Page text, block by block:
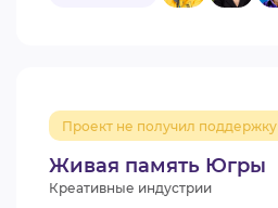
Живая память Югры
Проект не получил поддержку
Креативные индустрии